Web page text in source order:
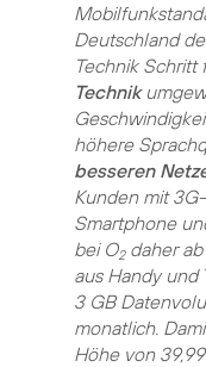
Deutschland
Technik Schritt
Technik
höhere
besseren
Kunden mit
Smartphone
bei O2daher
aus Handy und
3 GB
monatlich.
Höhe von